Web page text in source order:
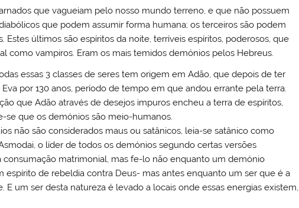
que vagueiam pelo nosso mundo terreno, e que não possuem
que podem assumir forma humana; os terceiros são podem
Estes últimos são espíritos da noite, terríveis espíritos, poderosos, que
como vampiros. Eram os mais temidos demónios pelos Hebreus.
essas 3 classes de seres tem origem em Adão, que depois de ter
por 130 anos, período de tempo em que andou errante pela terra.
que Adão através de desejos impuros encheu a terra de espíritos,
se que os demónios são meio-humanos.
não são considerados maus ou satânicos, leia-se satânico como
o líder de todos os demónios segundo certas versões
consumação matrimonial, mas fe-lo não enquanto um demónio
espírito de rebeldia contra Deus- mas antes enquanto um ser que é a
E um ser desta natureza é levado a locais onde essas energias existem,